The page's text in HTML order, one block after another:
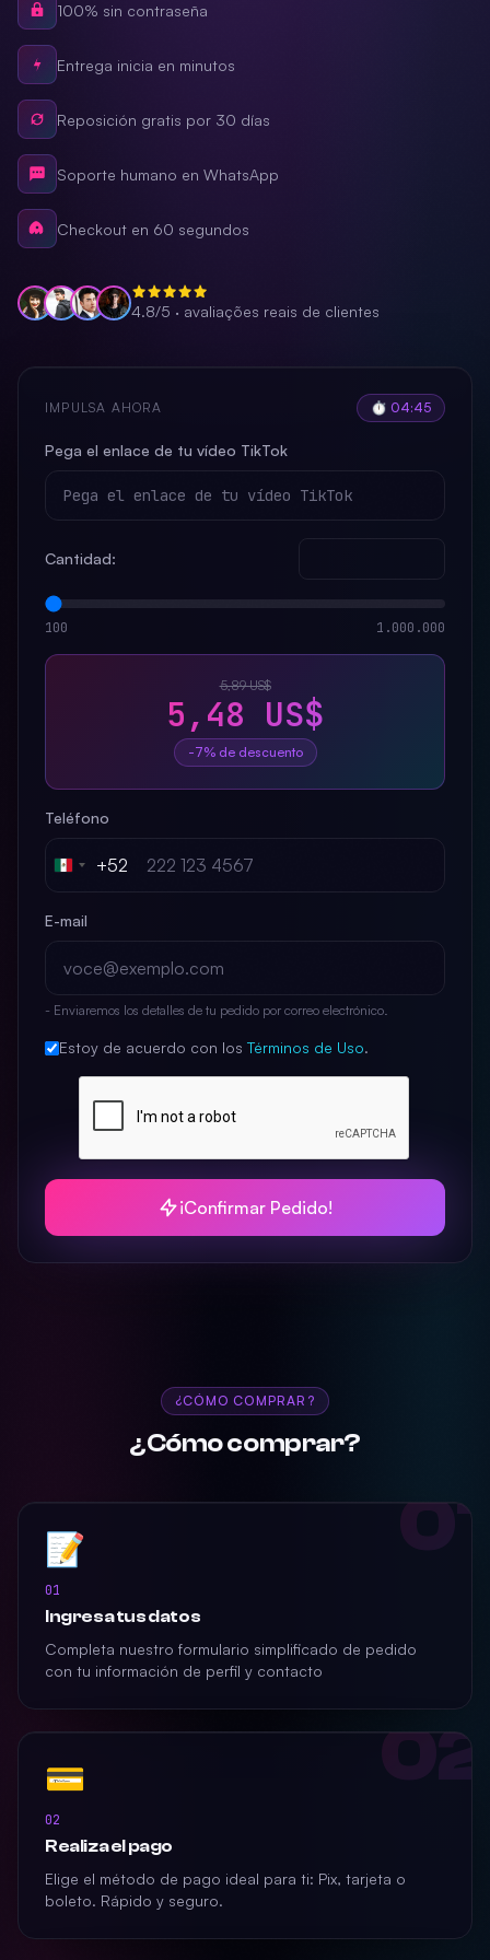
100% sin contraseña
Entrega inicia en minutos
Reposición gratis por 30 días
Soporte humano en WhatsApp
Checkout en 60 segundos
4.8/5 · avaliações reais de clientes
IMPULSA AHORA ⏱ 04:44
Pega el enlace de tu vídeo TikTok
Cantidad:
100 1.000.000
5,89 US$
5,48 US$
-7% de descuento
Teléfono
Mexico
+52
E-mail
- Enviaremos los detalles de tu pedido por correo electrónico.
Estoy de acuerdo con los Términos de Uso.
¡Confirmar Pedido!
¿CÓMO COMPRAR?
¿Cómo comprar?
01
📝
01
Ingresa tus datos
Completa nuestro formulario simplificado de pedido
con tu información de perfil y contacto
02
💳
02
Realiza el pago
Elige el método de pago ideal para ti: Pix, tarjeta o
boleto. Rápido y seguro.